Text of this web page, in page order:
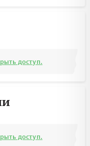
доступ.
доступ.